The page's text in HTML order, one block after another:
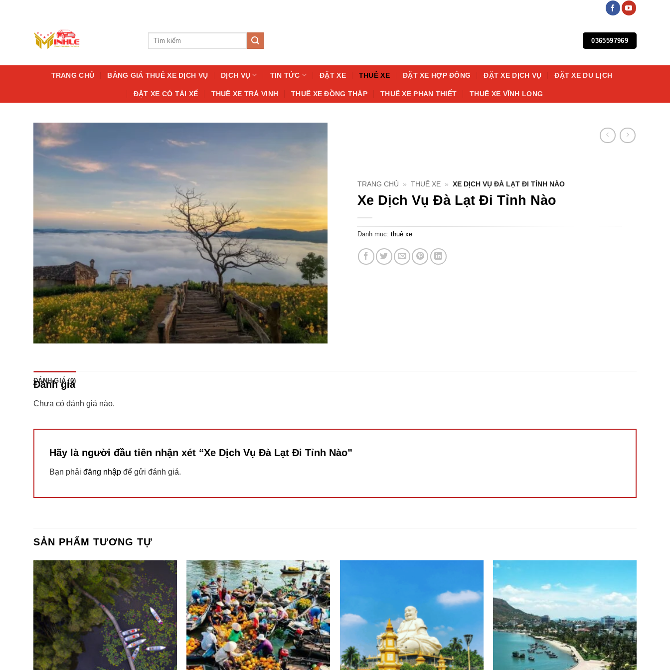
Tìm
0365597969
TRANG CHỦ BẢNG GIÁ THUÊ XE DỊCH VỤ DỊCH VỤ TIN TỨC ĐẶT XE THUÊ XE ĐẶT XE HỢP ĐỒNG ĐẶT XE DỊCH VỤ ĐẶT XE DU LỊCH
ĐẶT XE CÓ TÀI XẾ THUÊ XE TRÀ VINH THUÊ XE ĐỒNG THÁP THUÊ XE PHAN THIẾT THUÊ XE VĨNH LONG
TRANG CHỦ » THUÊ XE » XE DỊCH VỤ ĐÀ LẠT ĐI TỈNH NÀO
Xe Dịch Vụ Đà Lạt Đi Tỉnh Nào
Danh mục: thuê xe
ĐÁNH GIÁ (0)
Đánh giá
Chưa có đánh giá nào.
Hãy là người đầu tiên nhận xét “Xe Dịch Vụ Đà Lạt Đi Tỉnh Nào”
Bạn phải đăng nhập để gửi đánh giá.
SẢN PHẨM TƯƠNG TỰ